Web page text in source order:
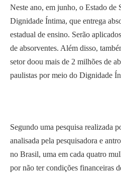
Neste ano, em junho, o Estado de
Dignidade Íntima, que entrega
estadual de ensino. Serão
de absorventes. Além disso,
setor doou mais de 2 milhões de
paulistas por meio do Dignidade
Segundo uma pesquisa realizada
analisada pela pesquisadora e
no Brasil, uma em cada quatro
por não ter condições financeiras